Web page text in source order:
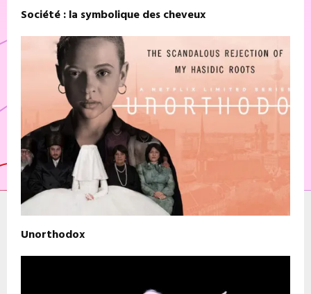
Société : la symbolique des cheveux
Unorthodox